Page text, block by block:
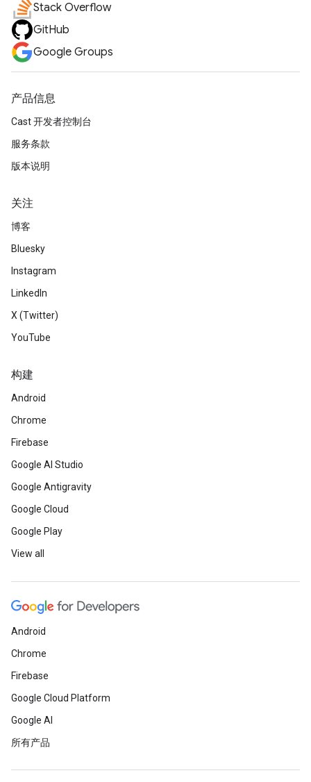
Stack Overflow
GitHub
Google Groups
产品信息
Cast 开发者控制台
服务条款
版本说明
关注
博客
Bluesky
Instagram
LinkedIn
X (Twitter)
YouTube
构建
Android
Chrome
Firebase
Google AI Studio
Google Antigravity
Google Cloud
Google Play
View all
Android
Chrome
Firebase
Google Cloud Platform
Google AI
所有产品